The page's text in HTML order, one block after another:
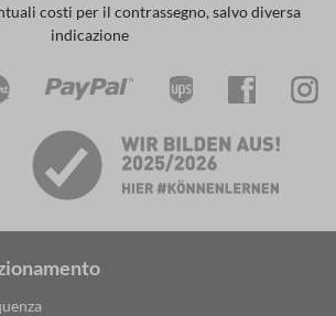
costi per il contrassegno, salvo diversa
indicazione